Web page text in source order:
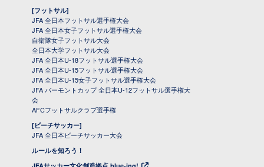
[フットサル]
JFA 全日本フットサル選手権大会
JFA 全日本女子フットサル選手権大会
自衛隊女子フットサル大会
全日本大学フットサル大会
JFA 全日本U-18フットサル選手権大会
JFA 全日本U-15フットサル選手権大会
JFA 全日本U-15女子フットサル選手権大会
JFA バーモントカップ 全日本U-12フットサル選手権大
会
AFCフットサルクラブ選手権
[ビーチサッカー]
JFA 全日本ビーチサッカー大会
ルールを知ろう！